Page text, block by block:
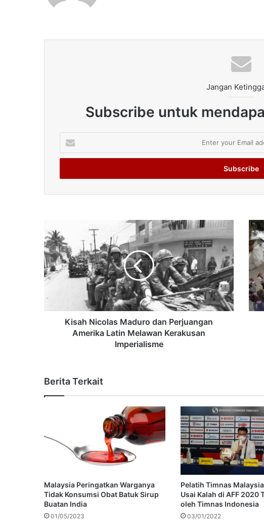
Jangan
Subscribe untuk
your
Email
Kisah Nicolas Maduro dan Perjuangan
Amerika Latin Melawan Kerakusan
Imperialisme
Berita Terkait
Malaysia Peringatkan Warganya
Tidak Konsumsi Obat Batuk Sirup
Buatan India
01/05/2023
Pelatih Timnas
Usai Kalah di AFF 2020
oleh Timnas Indonesia
03/01/2022